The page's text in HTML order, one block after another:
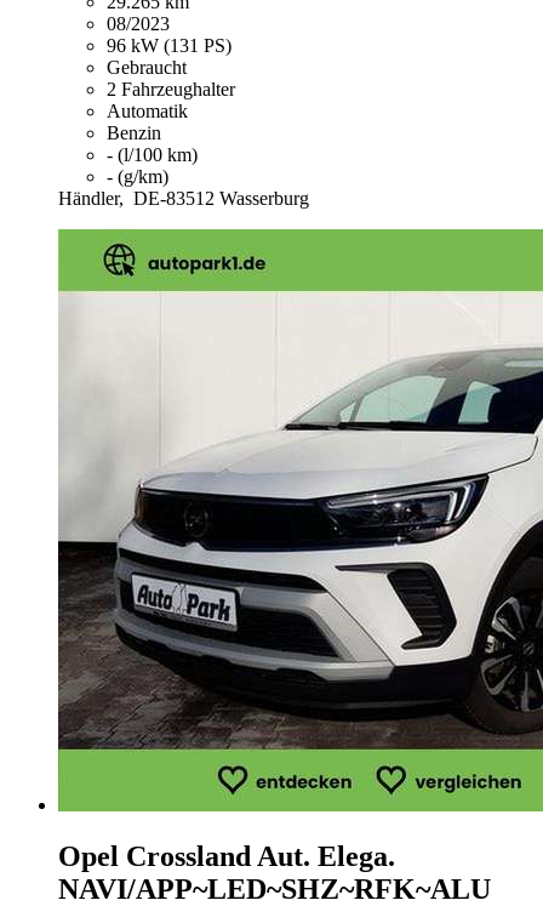
08/2023
96 kW (131 PS)
Gebraucht
2 Fahrzeughalter
Automatik
Benzin
- (l/100 km)
- (g/km)
Händler, DE-83512 Wasserburg
Opel Crossland Aut. Elega.
NAVI/APP~LED~SHZ~RFK~ALU